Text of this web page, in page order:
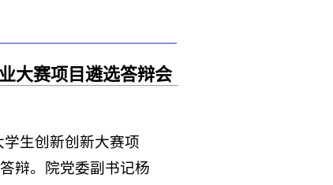
大赛项目遴选答辩会
生创新创新大赛项
辩。院党委副书记杨